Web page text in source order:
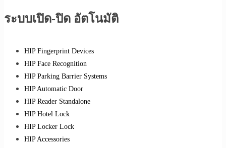
ระบบเปิด-ปิด อัตโนมัติ
HIP Fingerprint Devices
HIP Face Recognition
HIP Parking Barrier Systems
HIP Automatic Door
HIP Reader Standalone
HIP Hotel Lock
HIP Locker Lock
HIP Accessories